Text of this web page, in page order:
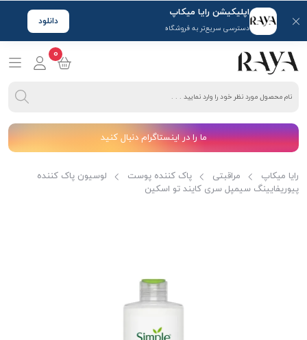
اپلیکیشن رایا میکاپ
دسترسی سریع‌تر به فروشگاه
دانلود
0
ما را در اینستاگرام دنبال کنید
رایا میکاپ مراقبتی پاک کننده پوست
لوسیون پاک کننده
پیوریفایینگ سیمپل سری کایند تو اسکین